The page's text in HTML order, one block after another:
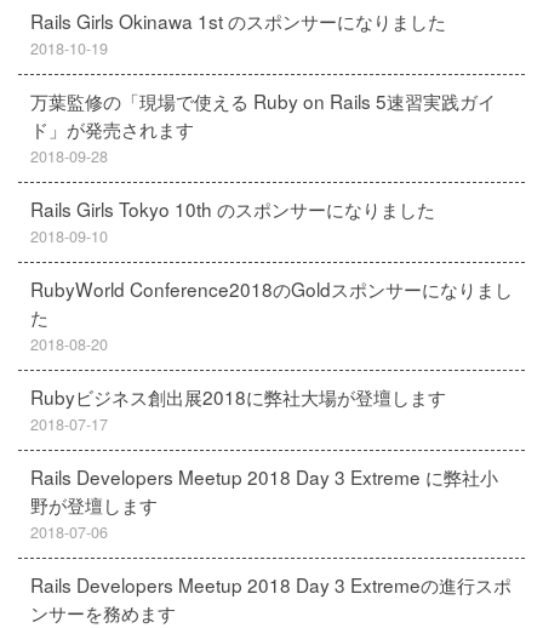
Rails Girls Okinawa 1st のスポンサーになりました
2018-10-19
万葉監修の「現場で使える Ruby on Rails 5速習実践ガイ
ド」が発売されます
2018-09-28
Rails Girls Tokyo 10th のスポンサーになりました
2018-09-10
RubyWorld Conference2018のGoldスポンサーになりまし
た
2018-08-20
Rubyビジネス創出展2018に弊社大場が登壇します
2018-07-17
Rails Developers Meetup 2018 Day 3 Extreme に弊社小
野が登壇します
2018-07-06
Rails Developers Meetup 2018 Day 3 Extremeの進行スポ
ンサーを務めます